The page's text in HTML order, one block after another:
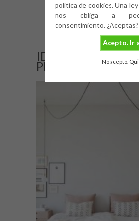
política de cookies. Una
nos obliga a
consentimiento. ¿Aceptas?
Acepto. Ir
No acepto.
IDEAS-PARA-
PEQUEÑAS-5